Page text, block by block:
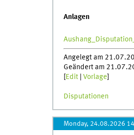
Anlagen
Angelegt am
Geändert am
Edit| Vorlage
Disputationen
Monday, 24.08.2026